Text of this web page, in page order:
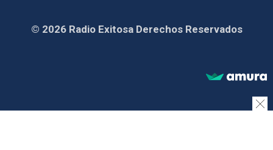
© 2026 Radio Exitosa Derechos Reservados